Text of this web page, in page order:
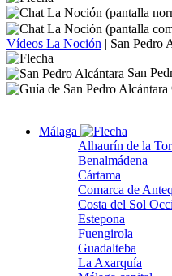
Vídeos La Noción | San Pedro
San
Málaga
Alhaurín de la
Benalmádena
Cártama
Comarca de
Costa del Sol
Estepona
Fuengirola
Guadalteba
La Axarquía